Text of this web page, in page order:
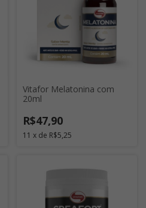
Vitafor Melatonina com
20ml
R$47,90
11 x de R$5,25